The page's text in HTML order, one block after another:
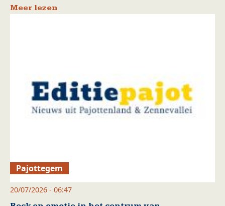
Meer lezen
Pajottegem
20/07/2026 - 06:47